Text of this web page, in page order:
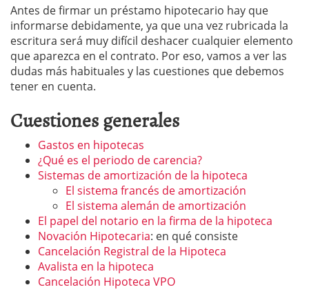
Antes de firmar un préstamo hipotecario hay que
informarse debidamente, ya que una vez rubricada la
escritura será muy difícil deshacer cualquier elemento
que aparezca en el contrato. Por eso, vamos a ver las
dudas más habituales y las cuestiones que debemos
tener en cuenta.
Cuestiones generales
Gastos en hipotecas
¿Qué es el periodo de carencia?
Sistemas de amortización de la hipoteca
El sistema francés de amortización
El sistema alemán de amortización
El papel del notario en la firma de la hipoteca
Novación Hipotecaria: en qué consiste
Cancelación Registral de la Hipoteca
Avalista en la hipoteca
Cancelación Hipoteca VPO